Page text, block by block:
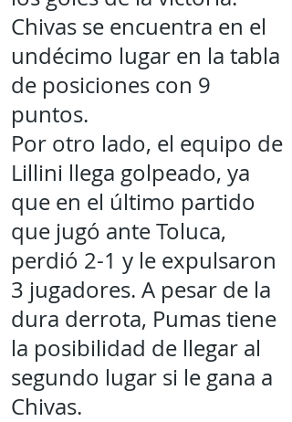
Chivas se encuentra en el
undécimo lugar en la tabla
de posiciones con 9
puntos.
Por otro lado, el equipo de
Lillini llega golpeado, ya
que en el último partido
que jugó ante Toluca,
perdió 2-1 y le expulsaron
3 jugadores. A pesar de la
dura derrota, Pumas tiene
la posibilidad de llegar al
segundo lugar si le gana a
Chivas.